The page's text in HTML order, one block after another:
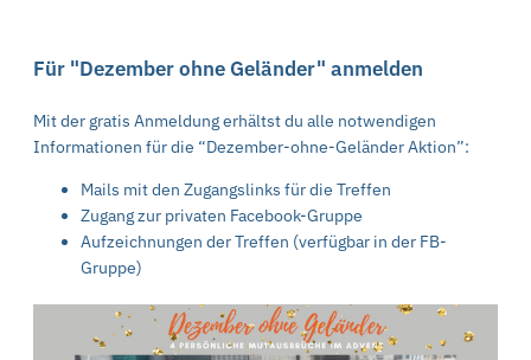
Für "Dezember ohne Geländer" anmelden
Mit der gratis Anmeldung erhältst du alle notwendigen
Informationen für die “Dezember-ohne-Geländer Aktion”:
Mails mit den Zugangslinks für die Treffen
Zugang zur privaten Facebook-Gruppe
Aufzeichnungen der Treffen (verfügbar in der FB-
Gruppe)